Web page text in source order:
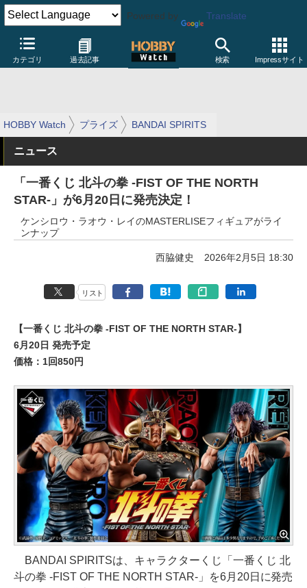
Powered by Translate
カテゴリ 過去記事 検索 Impressサイト
HOBBY Watch プライズ BANDAI SPIRITS
ニュース
「一番くじ 北斗の拳 -FIST OF THE NORTH
STAR-」が6月20日に発売決定！
ケンシロウ・ラオウ・レイのMASTERLISEフィギュアがライ
ンナップ
西脇健史 2026年2月5日 18:30
リスト
【一番くじ 北斗の拳 -FIST OF THE NORTH STAR-】
6月20日 発売予定
価格：1回850円
BANDAI SPIRITSは、キャラクターくじ「一番くじ 北
斗の拳 -FIST OF THE NORTH STAR-」を6月20日に発売